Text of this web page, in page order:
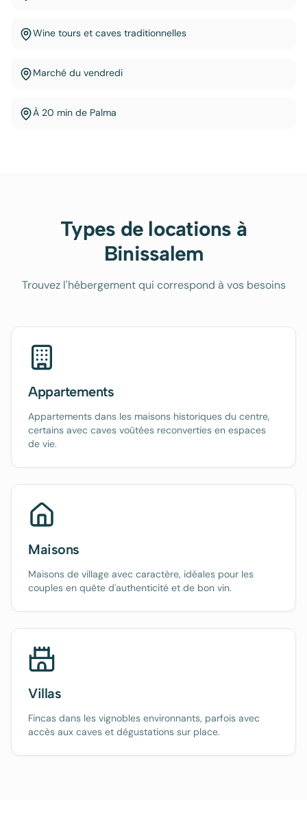
Wine tours et caves traditionnelles
Marché du vendredi
À 20 min de Palma
Types de locations à
Binissalem
Trouvez l'hébergement qui correspond à vos besoins
Appartements
Appartements dans les maisons historiques du centre,
certains avec caves voûtées reconverties en espaces
de vie.
Maisons
Maisons de village avec caractère, idéales pour les
couples en quête d'authenticité et de bon vin.
Villas
Fincas dans les vignobles environnants, parfois avec
accès aux caves et dégustations sur place.